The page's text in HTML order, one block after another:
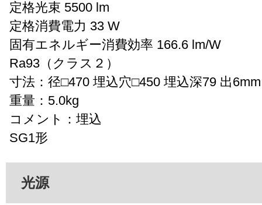
定格光束 5500 lm
定格消費電力 33 W
固有エネルギー消費効率 166.6 lm/W
Ra93（クラス２）
寸法：径□470 埋込穴□450 埋込深79 出6mm
重量：5.0kg
コメント：埋込
SG1形
光源